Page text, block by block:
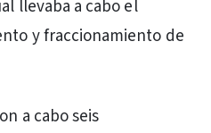
llevaba a cabo el
y fraccionamiento de
a cabo seis